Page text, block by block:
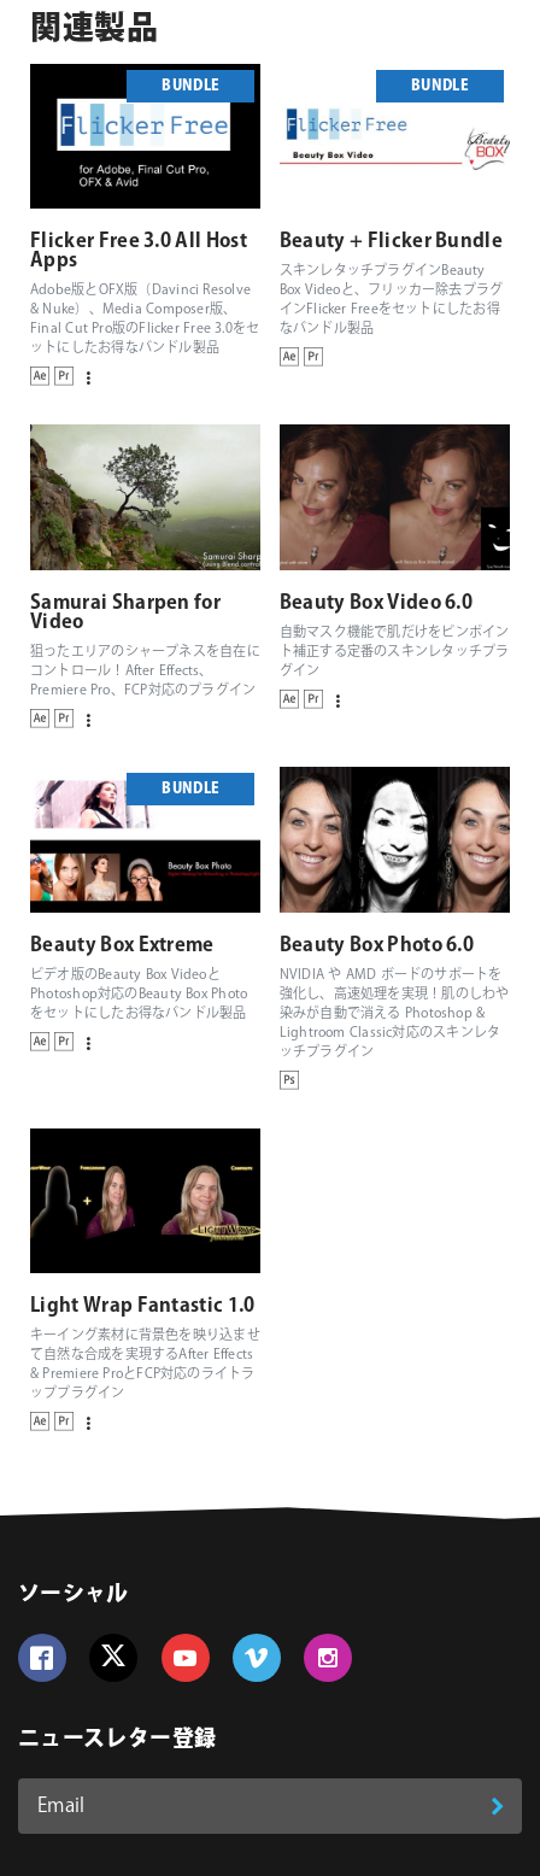
関連製品
BUNDLE
Flicker Free 3.0 All Host
Apps
Adobe版とOFX版（Davinci Resolve
& Nuke）、Media Composer版、
Final Cut Pro版のFlicker Free 3.0をセ
ットにしたお得なバンドル製品
BUNDLE
Beauty + Flicker Bundle
スキンレタッチプラグインBeauty
Box Videoと、フリッカー除去プラグ
インFlicker Freeをセットにしたお得
なバンドル製品
Samurai Sharpen for
Video
狙ったエリアのシャープネスを自在に
コントロール！After Effects、
Premiere Pro、FCP対応のプラグイン
Beauty Box Video 6.0
自動マスク機能で肌だけをピンポイン
ト補正する定番のスキンレタッチプラ
グイン
BUNDLE
Beauty Box Extreme
ビデオ版のBeauty Box Videoと
Photoshop対応のBeauty Box Photo
をセットにしたお得なバンドル製品
Beauty Box Photo 6.0
NVIDIA や AMD ボードのサポートを
強化し、高速処理を実現！肌のしわや
染みが自動で消える Photoshop &
Lightroom Classic対応のスキンレタ
ッチプラグイン
Light Wrap Fantastic 1.0
キーイング素材に背景色を映り込ませ
て自然な合成を実現するAfter Effects
& Premiere ProとFCP対応のライトラ
ッププラグイン
ソーシャル
ニュースレター登録
Email
登